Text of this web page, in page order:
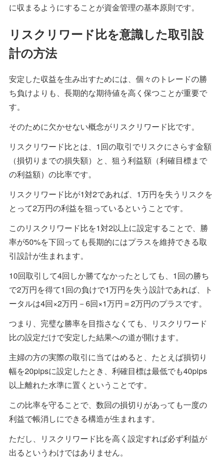
に収まるようにすることが資金管理の基本原則です。
リスクリワード比を意識した取引設
計の方法
安定した収益を生み出すためには、個々のトレードの勝
ち負けよりも、長期的な期待値を高く保つことが重要で
す。
そのために欠かせない概念がリスクリワード比です。
リスクリワード比とは、1回の取引でリスクにさらす金額
（損切りまでの損失額）と、狙う利益額（利確目標まで
の利益額）の比率です。
リスクリワード比が1対2であれば、1万円を失うリスクを
とって2万円の利益を狙っているということです。
このリスクリワード比を1対2以上に設定することで、勝
率が50%を下回っても長期的にはプラスを維持できる取
引設計が生まれます。
10回取引して4回しか勝てなかったとしても、1回の勝ち
で2万円を得て1回の負けで1万円を失う設計であれば、ト
ータルは4回×2万円－6回×1万円＝2万円のプラスです。
つまり、完璧な勝率を目指さなくても、リスクリワード
比の設定だけで安定した結果への道が開けます。
主婦の方の実際の取引に当てはめると、たとえば損切り
幅を20pipsに設定したとき、利確目標は最低でも40pips
以上離れた水準に置くということです。
この比率を守ることで、数回の損切りがあっても一度の
利益で帳消しにできる構造が生まれます。
ただし、リスクリワード比を高く設定すれば必ず利益が
出るというわけではありません。